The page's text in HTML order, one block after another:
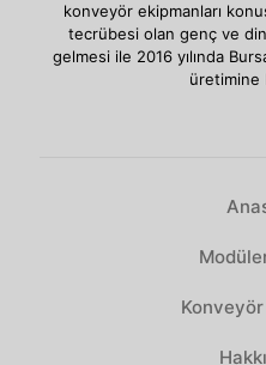
konveyör ekipmanları
tecrübesi olan genç ve
gelmesi ile 2016 yılında
üretimine